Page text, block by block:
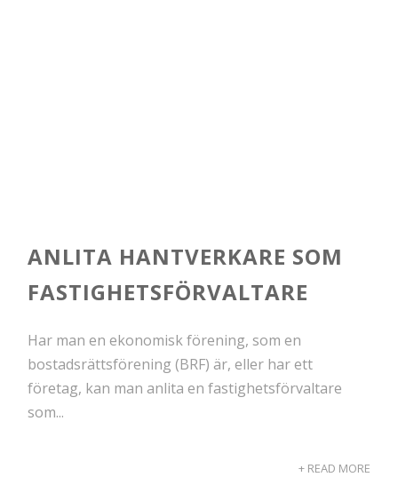
ANLITA HANTVERKARE SOM
FASTIGHETSFÖRVALTARE
Har man en ekonomisk förening, som en
bostadsrättsförening (BRF) är, eller har ett
företag, kan man anlita en fastighetsförvaltare
som...
+ READ MORE